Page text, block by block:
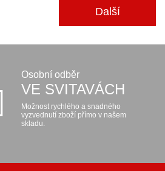
Další
Osobní odběr
VE SVITAVÁCH
Možnost rychlého a snadného
vyzvednutí zboží přímo v našem
skladu.